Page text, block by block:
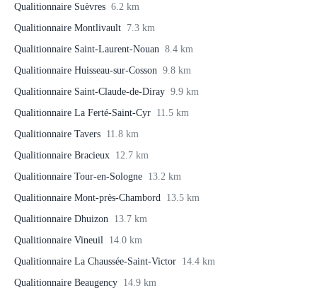
Qualitionnaire Suèvres 6.2 km
Qualitionnaire Montlivault 7.3 km
Qualitionnaire Saint-Laurent-Nouan 8.4 km
Qualitionnaire Huisseau-sur-Cosson 9.8 km
Qualitionnaire Saint-Claude-de-Diray 9.9 km
Qualitionnaire La Ferté-Saint-Cyr 11.5 km
Qualitionnaire Tavers 11.8 km
Qualitionnaire Bracieux 12.7 km
Qualitionnaire Tour-en-Sologne 13.2 km
Qualitionnaire Mont-près-Chambord 13.5 km
Qualitionnaire Dhuizon 13.7 km
Qualitionnaire Vineuil 14.0 km
Qualitionnaire La Chaussée-Saint-Victor 14.4 km
Qualitionnaire Beaugency 14.9 km